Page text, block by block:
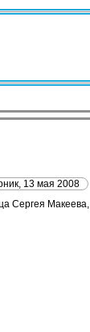
13 мая 2008
Сергея Макеева,